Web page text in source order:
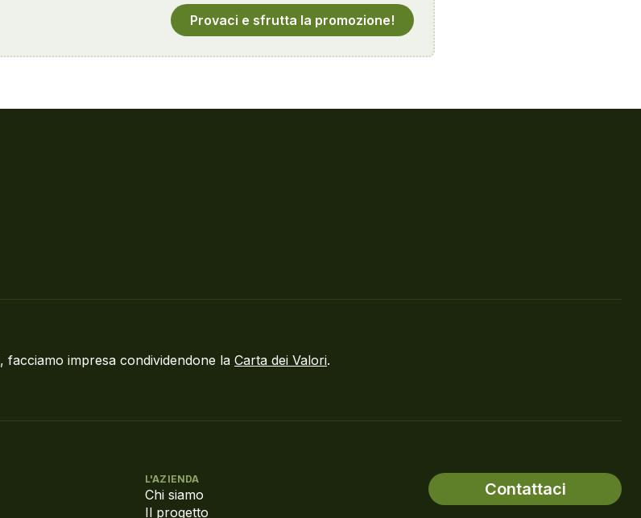
Provaci e sfrutta la promozione!
, facciamo impresa condividendone la Carta dei Valori.
L'AZIENDA
Chi siamo
Il progetto
Contattaci